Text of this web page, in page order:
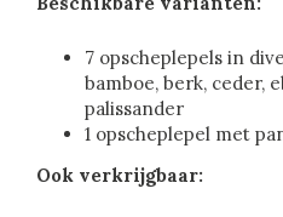
7 opscheplepels in
bamboe, berk, ceder,
palissander
1 opscheplepel met
Ook verkrijgbaar: